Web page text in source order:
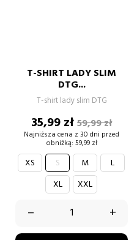
T-SHIRT LADY SLIM
DTG...
T-shirt lady slim DTG
Cena
35,99 złCena
podstawowa
59,99 zł
Najniższa cena z 30 dni przed
obniżką: 59,99 zł
XS S M
L
XL
XXL
– +